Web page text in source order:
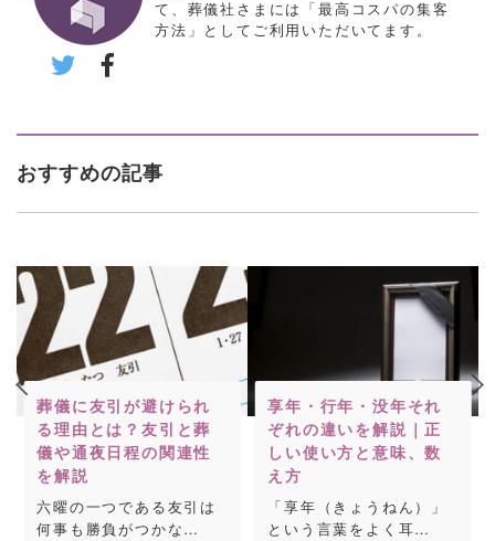
て、葬儀社さまには「最高コスパの集客
方法」としてご利用いただいてます。
おすすめの記事
葬儀に友引が避けられ
る理由とは？友引と葬
儀や通夜日程の関連性
を解説
六曜の一つである友引は
何事も勝負がつかな…
享年・行年・没年それ
ぞれの違いを解説｜正
しい使い方と意味、数
え方
「享年（きょうねん）」
という言葉をよく耳…